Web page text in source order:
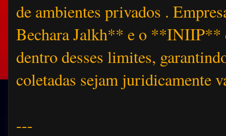
de ambientes privados .
Bechara Jalkh** e o **INIIP**
dentro desses limites,
coletadas sejam juridicamente
---